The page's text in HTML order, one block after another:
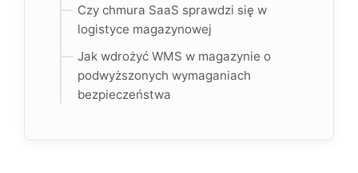
Czy chmura SaaS sprawdzi się w
logistyce magazynowej
Jak wdrożyć WMS w magazynie o
podwyższonych wymaganiach
bezpieczeństwa